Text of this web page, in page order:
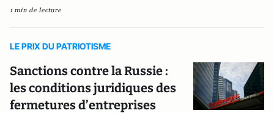
1 min de lecture
LE PRIX DU PATRIOTISME
Sanctions contre la Russie :
les conditions juridiques des
fermetures d’entreprises